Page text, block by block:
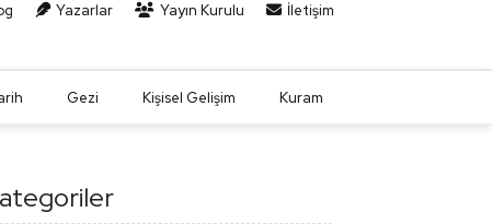
Yazarlar Yayın Kurulu İletişim
Gezi Kişisel Gelişim Kuram